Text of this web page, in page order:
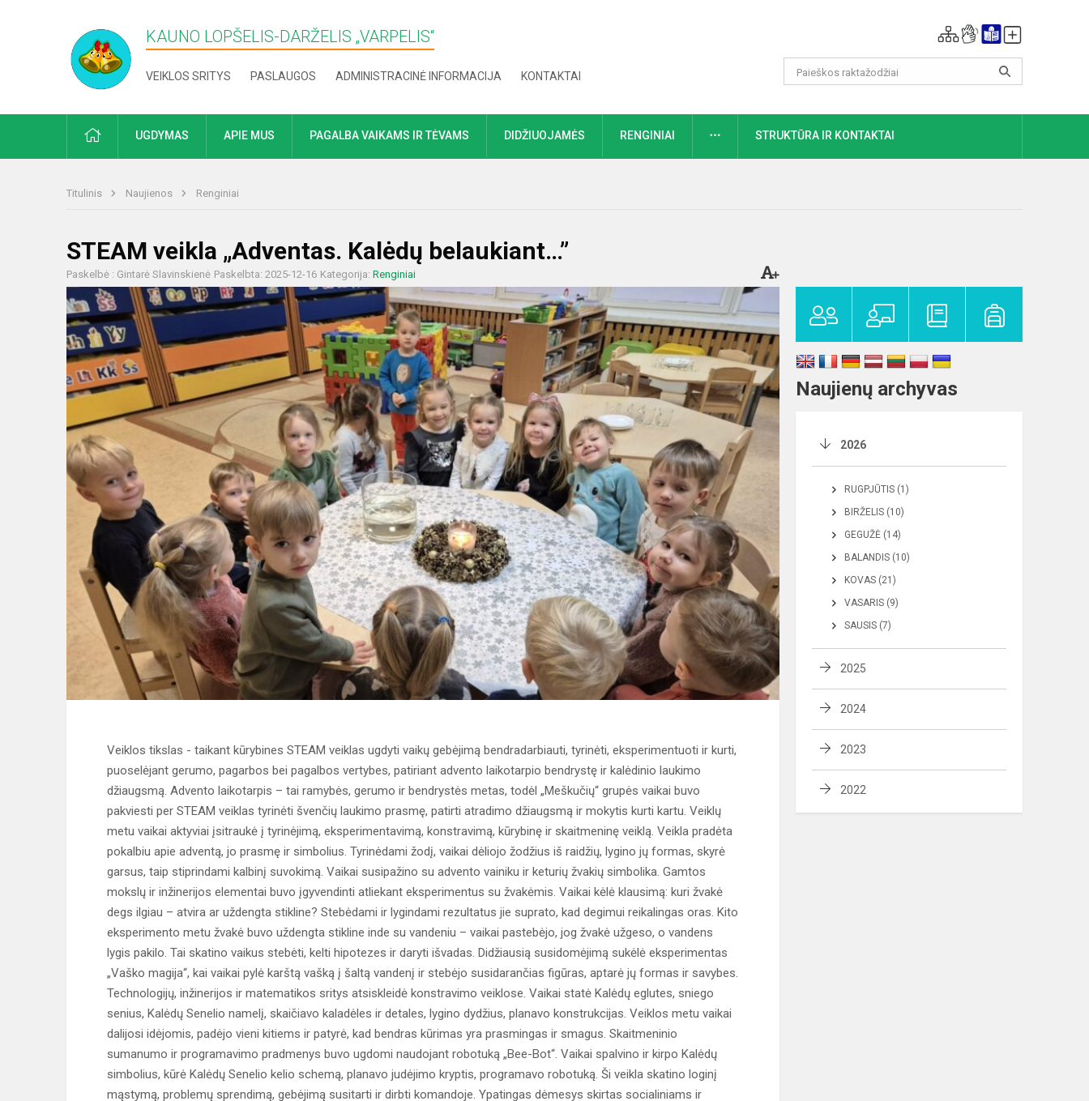
KAUNO LOPŠELIS-DARŽELIS „​VARPELIS“
VEIKLOS SRITYS PASLAUGOS ADMINISTRACINĖ INFORMACIJA KONTAKTAI
PRADŽIAUGDYMAS APIE MUS PAGALBA VAIKAMS IR TĖVAMS DIDŽIUOJAMĖS RENGINIAI DAUGIAUSTRUKTŪRA IR KONTAKTAI
Titulinis Naujienos Renginiai
STEAM veikla „Adventas. Kalėdų belaukiant…”
Paskelbė : Gintarė Slavinskienė Paskelbta: 2025-12-16 Kategorija: Renginiai
Veiklos tikslas - taikant kūrybines STEAM veiklas ugdyti vaikų gebėjimą bendradarbiauti, tyrinėti, eksperimentuoti ir kurti,
puoselėjant gerumo, pagarbos bei pagalbos vertybes, patiriant advento laikotarpio bendrystę ir kalėdinio laukimo
džiaugsmą. Advento laikotarpis – tai ramybės, gerumo ir bendrystės metas, todėl „Meškučių“ grupės vaikai buvo
pakviesti per STEAM veiklas tyrinėti švenčių laukimo prasmę, patirti atradimo džiaugsmą ir mokytis kurti kartu. Veiklų
metu vaikai aktyviai įsitraukė į tyrinėjimą, eksperimentavimą, konstravimą, kūrybinę ir skaitmeninę veiklą. Veikla pradėta
pokalbiu apie adventą, jo prasmę ir simbolius. Tyrinėdami žodį, vaikai dėliojo žodžius iš raidžių, lygino jų formas, skyrė
garsus, taip stiprindami kalbinį suvokimą. Vaikai susipažino su advento vainiku ir keturių žvakių simbolika. Gamtos
mokslų ir inžinerijos elementai buvo įgyvendinti atliekant eksperimentus su žvakėmis. Vaikai kėlė klausimą: kuri žvakė
degs ilgiau – atvira ar uždengta stikline? Stebėdami ir lygindami rezultatus jie suprato, kad degimui reikalingas oras. Kito
eksperimento metu žvakė buvo uždengta stikline inde su vandeniu – vaikai pastebėjo, jog žvakė užgeso, o vandens
lygis pakilo. Tai skatino vaikus stebėti, kelti hipotezes ir daryti išvadas. Didžiausią susidomėjimą sukėlė eksperimentas
„Vaško magija“, kai vaikai pylė karštą vašką į šaltą vandenį ir stebėjo susidarančias figūras, aptarė jų formas ir savybes.
Technologijų, inžinerijos ir matematikos sritys atsiskleidė konstravimo veiklose. Vaikai statė Kalėdų eglutes, sniego
senius, Kalėdų Senelio namelį, skaičiavo kaladėles ir detales, lygino dydžius, planavo konstrukcijas. Veiklos metu vaikai
dalijosi idėjomis, padėjo vieni kitiems ir patyrė, kad bendras kūrimas yra prasmingas ir smagus. Skaitmeninio
sumanumo ir programavimo pradmenys buvo ugdomi naudojant robotuką „Bee-Bot“. Vaikai spalvino ir kirpo Kalėdų
simbolius, kūrė Kalėdų Senelio kelio schemą, planavo judėjimo kryptis, programavo robotuką. Ši veikla skatino loginį
mąstymą, problemų sprendimą, gebėjimą susitarti ir dirbti komandoje. Ypatingas dėmesys skirtas socialiniams ir
Naujienų archyvas
2026
RUGPJŪTIS (1)
BIRŽELIS (10)
GEGUŽĖ (14)
BALANDIS (10)
KOVAS (21)
VASARIS (9)
SAUSIS (7)
2025
2024
2023
2022